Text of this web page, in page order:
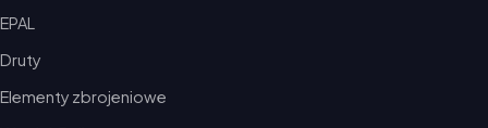
EPAL
Druty
Elementy zbrojeniowe